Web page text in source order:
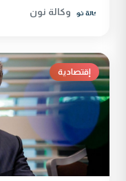
وكالة نون
إقتصادية